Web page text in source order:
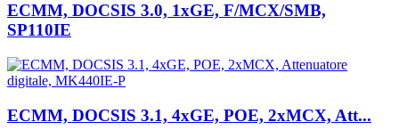
ECMM, DOCSIS 3.0, 1xGE, F/MCX/SMB,
SP110IE
ECMM, DOCSIS 3.1, 4xGE, POE, 2xMCX, Att...